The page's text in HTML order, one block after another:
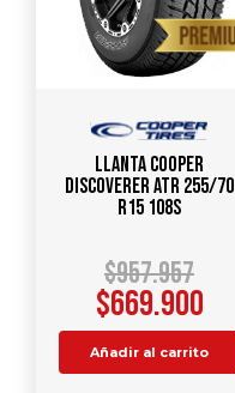
Llanta COOPER
Discoverer ATR 255/70
R15 108S
$957.957
$669.900
Añadir al carrito